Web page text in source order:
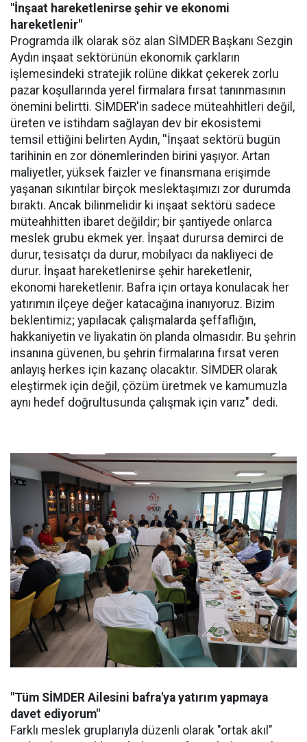
"İnşaat hareketlenirse şehir ve ekonomi
hareketlenir"
Programda ilk olarak söz alan SİMDER Başkanı Sezgin
Aydın inşaat sektörünün ekonomik çarkların
işlemesindeki stratejik rolüne dikkat çekerek zorlu
pazar koşullarında yerel firmalara fırsat tanınmasının
önemini belirtti. SİMDER'in sadece müteahhitleri değil,
üreten ve istihdam sağlayan dev bir ekosistemi
temsil ettiğini belirten Aydın, ''İnşaat sektörü bugün
tarihinin en zor dönemlerinden birini yaşıyor. Artan
maliyetler, yüksek faizler ve finansmana erişimde
yaşanan sıkıntılar birçok meslektaşımızı zor durumda
bıraktı. Ancak bilinmelidir ki inşaat sektörü sadece
müteahhitten ibaret değildir; bir şantiyede onlarca
meslek grubu ekmek yer. İnşaat durursa demirci de
durur, tesisatçı da durur, mobilyacı da nakliyeci de
durur. İnşaat hareketlenirse şehir hareketlenir,
ekonomi hareketlenir. Bafra için ortaya konulacak her
yatırımın ilçeye değer katacağına inanıyoruz. Bizim
beklentimiz; yapılacak çalışmalarda şeffaflığın,
hakkaniyetin ve liyakatin ön planda olmasıdır. Bu şehrin
insanına güvenen, bu şehrin firmalarına fırsat veren
anlayış herkes için kazanç olacaktır. SİMDER olarak
eleştirmek için değil, çözüm üretmek ve kamumuzla
aynı hedef doğrultusunda çalışmak için varız" dedi.
"Tüm SİMDER Ailesini bafra'ya yatırım yapmaya
davet ediyorum"
Farklı meslek gruplarıyla düzenli olarak "ortak akıl"